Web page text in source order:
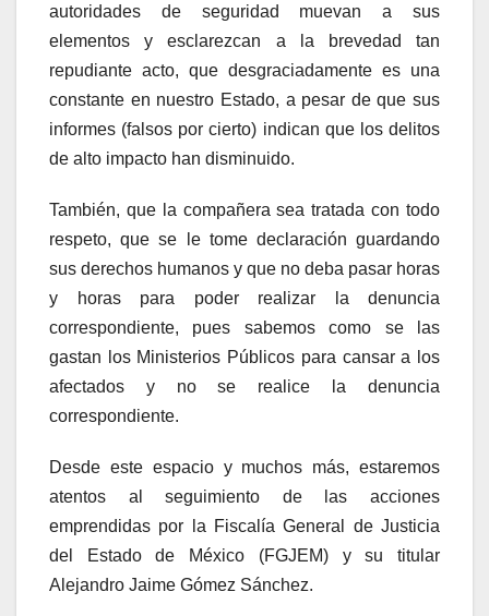
autoridades de seguridad muevan a sus
elementos y esclarezcan a la brevedad tan
repudiante acto, que desgraciadamente es una
constante en nuestro Estado, a pesar de que sus
informes (falsos por cierto) indican que los delitos
de alto impacto han disminuido.
También, que la compañera sea tratada con todo
respeto, que se le tome declaración guardando
sus derechos humanos y que no deba pasar horas
y horas para poder realizar la denuncia
correspondiente, pues sabemos como se las
gastan los Ministerios Públicos para cansar a los
afectados y no se realice la denuncia
correspondiente.
Desde este espacio y muchos más, estaremos
atentos al seguimiento de las acciones
emprendidas por la Fiscalía General de Justicia
del Estado de México (FGJEM) y su titular
Alejandro Jaime Gómez Sánchez.